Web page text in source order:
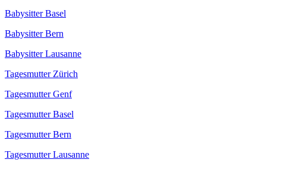
Babysitter Basel
Babysitter Bern
Babysitter Lausanne
Tagesmutter Zürich
Tagesmutter Genf
Tagesmutter Basel
Tagesmutter Bern
Tagesmutter Lausanne